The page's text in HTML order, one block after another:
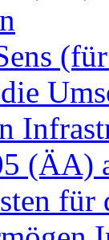
(ÄA)
für